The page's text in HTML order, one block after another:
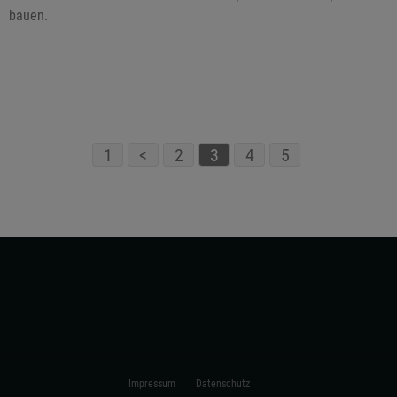
bauen.
1 < 2 3 4 5
Impressum Datenschutz